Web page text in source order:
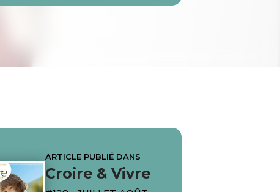
ARTICLE PUBLIÉ DANS
Croire & Vivre